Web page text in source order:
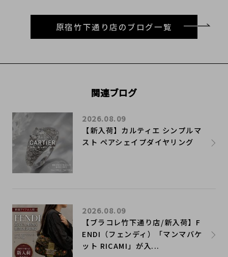
原宿竹下通り店のブログ一覧
関連ブログ
【新入荷】カルティエ シンプルマ
スト ペアシェイプダイヤリング
2026.08.09
【ブラコレ竹下通り店/新入荷】F
ENDI（フェンディ）「マンマバケ
ット RICAMI」が入...
2026.08.09